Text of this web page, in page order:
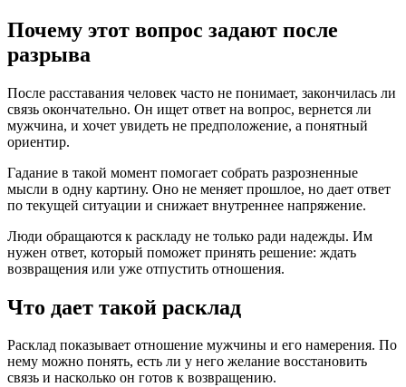
Почему этот вопрос задают после
разрыва
После расставания человек часто не понимает, закончилась ли
связь окончательно. Он ищет ответ на вопрос, вернется ли
мужчина, и хочет увидеть не предположение, а понятный
ориентир.
Гадание в такой момент помогает собрать разрозненные
мысли в одну картину. Оно не меняет прошлое, но дает ответ
по текущей ситуации и снижает внутреннее напряжение.
Люди обращаются к раскладу не только ради надежды. Им
нужен ответ, который поможет принять решение: ждать
возвращения или уже отпустить отношения.
Что дает такой расклад
Расклад показывает отношение мужчины и его намерения. По
нему можно понять, есть ли у него желание восстановить
связь и насколько он готов к возвращению.